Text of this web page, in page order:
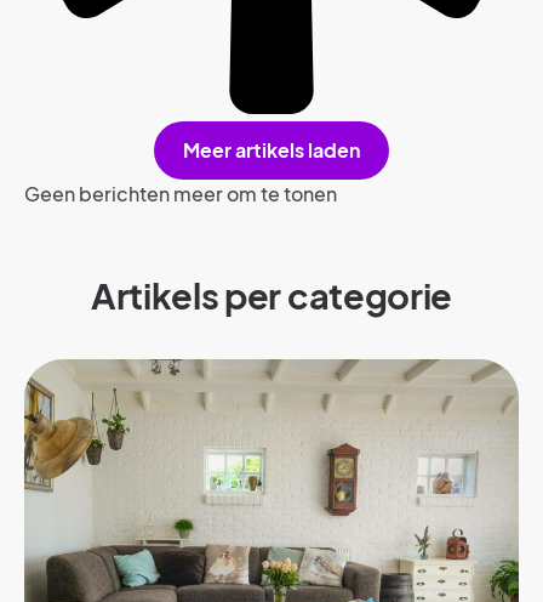
Meer artikels laden
Geen berichten meer om te tonen
Artikels per categorie​